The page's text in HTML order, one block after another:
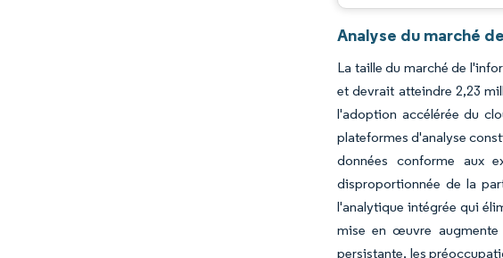
Analyse du marché
La taille du marché de
et devrait atteindre 2,23
l'adoption accélérée du
plateformes d'analyse
données conforme aux
disproportionnée de la
l'analytique intégrée qui
mise en œuvre augmente
persistante, les